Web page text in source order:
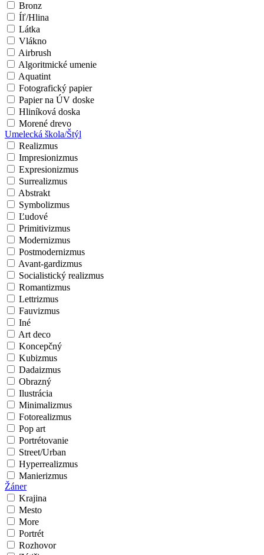
Bronz
Íľ/Hlina
Látka
Vlákno
Airbrush
Algoritmické umenie
Aquatint
Fotografický papier
Papier na ÚV doske
Hliníková doska
Morené drevo
Umelecká škola/Štýl
Realizmus
Impresionizmus
Expresionizmus
Surrealizmus
Abstrakt
Symbolizmus
Ľudové
Primitivizmus
Modernizmus
Postmodernizmus
Avant-gardizmus
Socialistický realizmus
Romantizmus
Lettrizmus
Fauvizmus
Iné
Art deco
Koncepčný
Kubizmus
Dadaizmus
Obrazný
Ilustrácia
Minimalizmus
Fotorealizmus
Pop art
Portrétovanie
Street/Urban
Hyperrealizmus
Manierizmus
Žáner
Krajina
Mesto
More
Portrét
Rozhovor